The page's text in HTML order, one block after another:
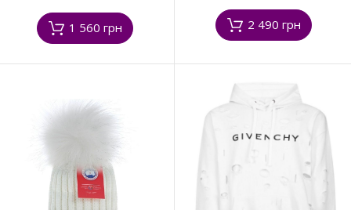
1 560 грн 2 490 грн